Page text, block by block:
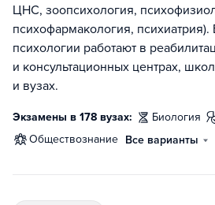
ЦНС, зоопсихология,
психофармакология, психиатрия).
психологии работают в
и консультационных центрах,
и вузах.
Экзамены в 178 вузах: биология
обществознание Все варианты